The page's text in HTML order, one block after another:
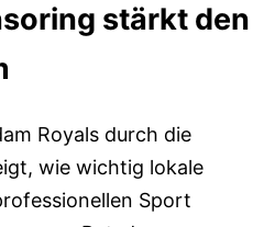
stärkt den
Royals durch die
wie wichtig lokale
Sport